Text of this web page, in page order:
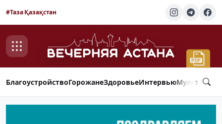
#Таза Қазақстан
БлагоустройствоГорожанеЗдоровьеИнтервью